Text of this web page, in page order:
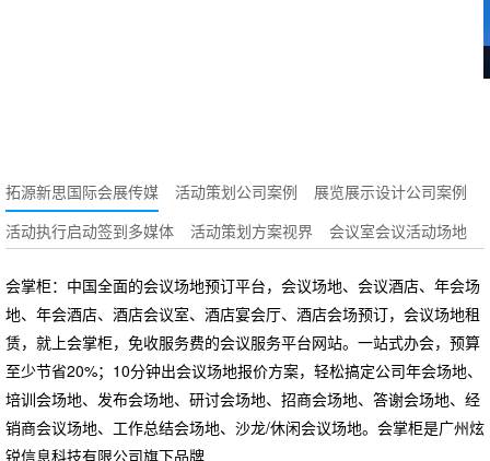
拓源新思国际会展传媒 活动策划公司案例
展览展示设计公司案例
活动执行启动签到多媒体
活动策划方案视界 会议室会议活动场地
会掌柜：中国全面的会议场地预订平台，会议场地、会议酒店、年会场
地、年会酒店、酒店会议室、酒店宴会厅、酒店会场预订，会议场地租
赁，就上会掌柜，免收服务费的会议服务平台网站。一站式办会，预算
至少节省20%；10分钟出会议场地报价方案，轻松搞定公司年会场地、
培训会场地、发布会场地、研讨会场地、招商会场地、答谢会场地、经
销商会议场地、工作总结会场地、沙龙/休闲会议场地。会掌柜是广州炫
锐信息科技有限公司旗下品牌